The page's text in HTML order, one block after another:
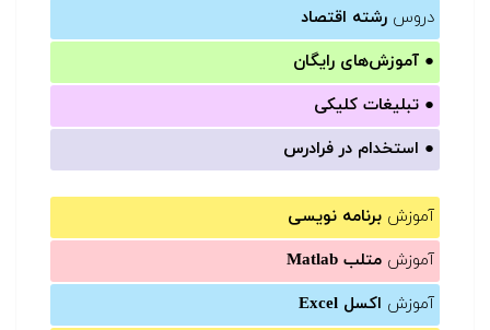
دروس رشته اقتصاد
● آموزش‌های رایگان
● تبلیغات کلیکی
● استخدام در فرادرس
آموزش برنامه نویسی
آموزش متلب Matlab
آموزش اکسل Excel